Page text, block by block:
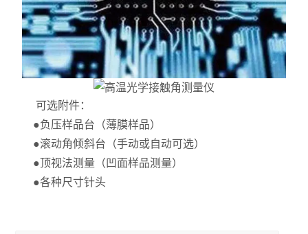
可选附件：
●负压样品台（薄膜样品）
●滚动角倾斜台（手动或自动可选）
●顶视法测量（凹面样品测量）
●各种尺寸针头